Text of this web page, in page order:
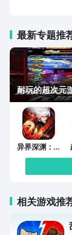
最新专题推
耐玩的超次元
异界深渊：觉
醒
相关游戏推